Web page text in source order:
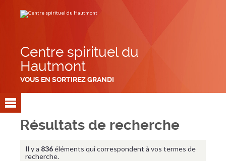
contenu.
Centre spirituel du
Hautmont
VOUS EN SORTIREZ GRANDI
Résultats de recherche
Il y a 836éléments qui correspondent à vos termes de
recherche.